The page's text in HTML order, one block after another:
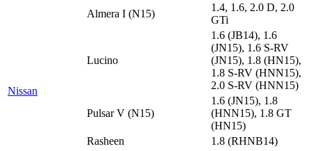
Nissan
Almera I (N15)
1.4, 1.6, 2.0 D, 2.0
GTi
Lucino
1.6 (JB14), 1.6
(JN15), 1.6 S-RV
(JN15), 1.8 (HN15),
1.8 S-RV (HNN15),
2.0 S-RV (HNN15)
Pulsar V (N15)
1.6 (JN15), 1.8
(HNN15), 1.8 GT
(HN15)
Rasheen
1.8 (RHNB14)